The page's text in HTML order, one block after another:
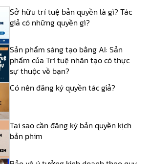
Sở hữu trí tuệ bản quyền là gì? Tác
giả có những quyền gì?
Sản phẩm sáng tạo bằng AI: Sản
phẩm của Trí tuệ nhân tạo có thực
sự thuộc về bạn?
Có nên đăng ký quyền tác giả?
Tại sao cần đăng ký bản quyền kịch
bản phim